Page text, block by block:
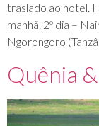
traslado ao hotel.
manhã. 2º dia –
Ngorongoro
Quênia